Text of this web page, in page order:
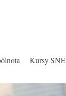
Kursy SNE